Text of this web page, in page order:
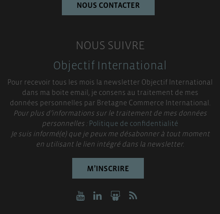
NOUS CONTACTER
NOUS SUIVRE
Objectif International
Pour recevoir tous les mois la newsletter Objectif International
dans ma boite email, je consens au traitement de mes
données personnelles par Bretagne Commerce International.
Pour plus d’informations sur le traitement de mes données
personnelles :Politique de confidentialité
Je suis informé(e) que je peux me désabonner à tout moment
en utilisant le lien intégré dans la newsletter.
M’INSCRIRE